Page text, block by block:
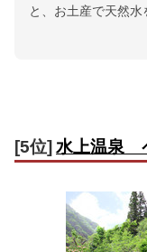
と、お土産で天然水
[5位] 水上温泉